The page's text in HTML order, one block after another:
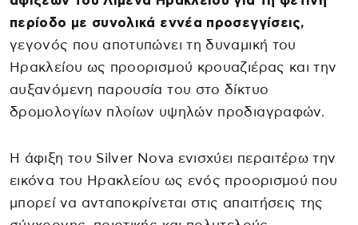
περίοδο με συνολικά εννέα προσεγγίσεις,
γεγονός που αποτυπώνει τη δυναμική του
Ηρακλείου ως προορισμού κρουαζιέρας και την
αυξανόμενη παρουσία του στο δίκτυο
δρομολογίων πλοίων υψηλών προδιαγραφών.
Η άφιξη του Silver Nova ενισχύει περαιτέρω την
εικόνα του Ηρακλείου ως ενός προορισμού που
μπορεί να ανταποκρίνεται στις απαιτήσεις της